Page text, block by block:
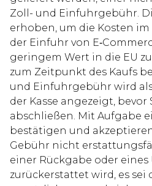
Zoll- und Einfuhrgebühr.
erhoben, um die Kosten
der Einfuhr von
geringem Wert in die EU
zum Zeitpunkt des Kaufs
und Einfuhrgebühr wird
der Kasse angezeigt,
abschließen. Mit Aufgabe
bestätigen und akzeptieren
Gebühr nicht
einer Rückgabe oder
zurückerstattet wird, es sei